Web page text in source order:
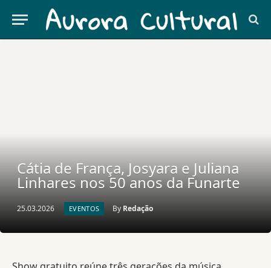
Cátia de França, Josyara e Juliana
Linhares nos 50 anos da Funarte
25.03.2026 EVENTOS By Redação